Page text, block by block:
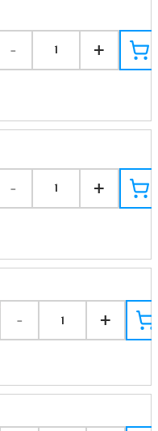
- 1 +
- 1 +
- 1 +